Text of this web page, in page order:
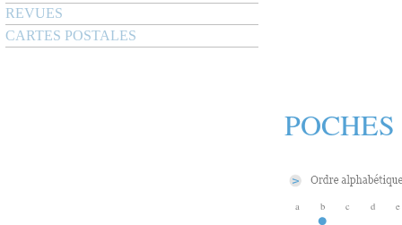
REVUES
CARTES POSTALES
POCHES
a b c d e